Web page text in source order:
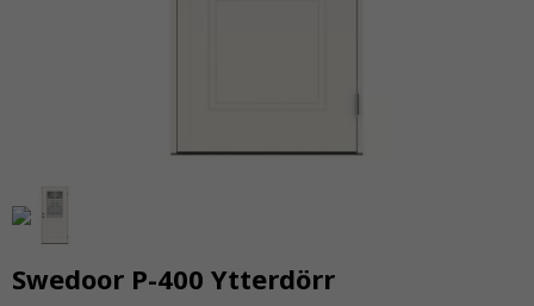
Swedoor P-400 Ytterdörr